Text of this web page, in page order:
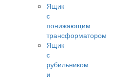
Ящик
с
понижающим
трансформатором
Ящик
с
рубильником
и